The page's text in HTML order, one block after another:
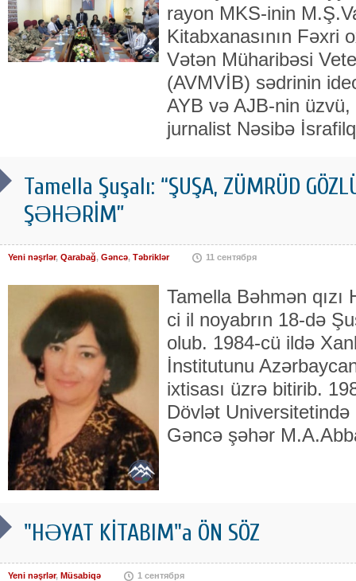
rayon MKS-inin
Kitabxanasının Fəxri
Vətən Müharibəsi
(AVMVİB) sədrinin
AYB və AJB-nin üzvü,
jurnalist Nəsibə
Tamella Şuşalı: “ŞUŞA, ZÜMRÜD
ŞƏHƏRİM”
Yeni nəşrlər, Qarabağ, Gəncə, Təbriklər 11 сентября
Tamella Bəhmən qızı
ci il noyabrın 18-də
olub. 1984-cü ildə
İnstitutunu
ixtisası üzrə bitirib.
Dövlət
Gəncə şəhər
"HƏYAT KİTABIM"a ÖN SÖZ
Yeni nəşrlər, Müsabiqə 1 сентября